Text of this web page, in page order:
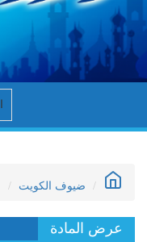
ضيوف الكويت
عرض المادة